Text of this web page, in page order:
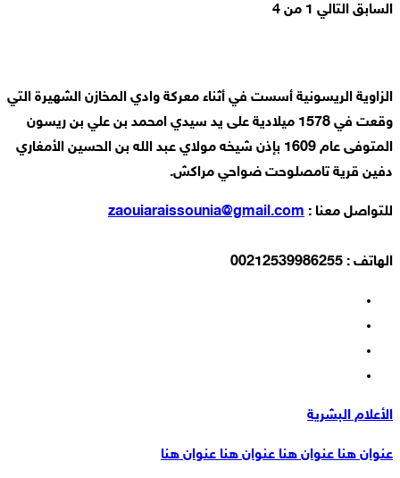
السابق التالي 1 من 4
الزاوية الريسونية أسست في أثناء معركة وادي المخازن الشهيرة التي
وقعت في 1578 ميلادية على يد سيدي امحمد بن علي بن ريسون
المتوفى عام 1609 بإذن شيخه مولاي عبد الله بن الحسين الأمغاري
دفين قرية تامصلوحت ضواحي مراكش.
للتواصل معنا : zaouiaraissounia@gmail.com
الهاتف : 00212539986255
الأعلام البشرية
عنوان هنا عنوان هنا عنوان هنا عنوان هنا